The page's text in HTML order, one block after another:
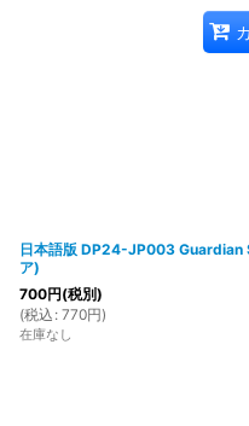
日本語版 DP24-JP003 Guardian
ア)
700円(税別)
(税込 : 770円)
在庫なし